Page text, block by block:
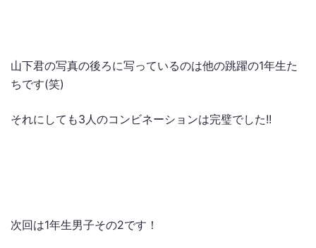
山下君の写真の後ろに写っているのは他の跳躍の1年生た
ちです(笑)
それにしても3人のコンビネーションは完璧でした!!
次回は1年生男子その2です！